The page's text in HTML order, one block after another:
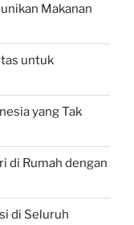
Makanan
untuk
yang Tak
di Rumah dengan
di Seluruh